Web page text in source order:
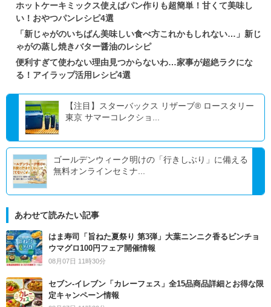
ホットケーキミックス使えばパン作りも超簡単！甘くて美味し
い！おやつパンレシピ4選
「新じゃがのいちばん美味しい食べ方これかもしれない…」新じ
ゃがの蒸し焼きバター醤油のレシピ
便利すぎて使わない理由見つからないわ…家事が超絶ラクにな
る！アイラップ活用レシピ4選
【注目】スターバックス リザーブ® ロースタリー
東京 サマーコレクショ...
ゴールデンウィーク明けの「行きしぶり」に備える
無料オンラインセミナ...
あわせて読みたい記事
はま寿司「旨ねた夏祭り 第3弾」大葉ニンニク香るビンチョ
ウマグロ100円フェア開催情報
08月07日 11時30分
セブン‐イレブン「カレーフェス」全15品商品詳細とお得な限
定キャンペーン情報